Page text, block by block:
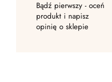
Bądź pierwszy - oceń
produkt i napisz
opinię o sklepie